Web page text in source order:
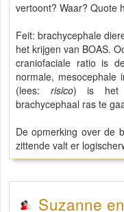
vertoont? Waar? Quote
Feit: brachycephale
het krijgen van BOAS.
craniofaciale ratio is
normale, mesocephale
(lees: risico) is het
brachycephaal ras te
De opmerking over de
zittende valt er
Suzanne